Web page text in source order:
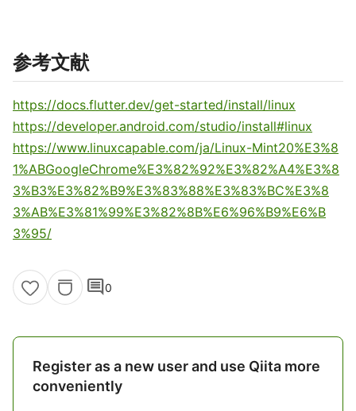
参考文献
https://docs.flutter.dev/get-started/install/linux
https://developer.android.com/studio/install#linux
https://www.linuxcapable.com/ja/Linux-Mint20%E3%8
1%ABGoogleChrome%E3%82%92%E3%82%A4%E3%8
3%B3%E3%82%B9%E3%83%88%E3%83%BC%E3%8
3%AB%E3%81%99%E3%82%8B%E6%96%B9%E6%B
3%95/
comment0
Register as a new user and use Qiita more
conveniently